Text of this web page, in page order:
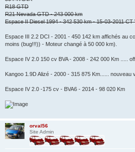
R18 GTD
R21 Nevada GTD - 243 000 km
Espace II Diesel 1994 - 342 530 km - 15-03-2011 CT
Espace III 2.2 DCI - 2001 - 450 142 km affichés au
moins (bug!!!)) - Moteur changé à 50 000 km).
Espace IV 2.0 150 cv BVA - 2008 - 242 000 Km .....
Kangoo 1.9D Alizé - 2000 - 315 875 Km...... nouveau
Espace IV 2.0 -175 cv - BVA6 - 2014 - 98 020 Km
orval56
Site Admin